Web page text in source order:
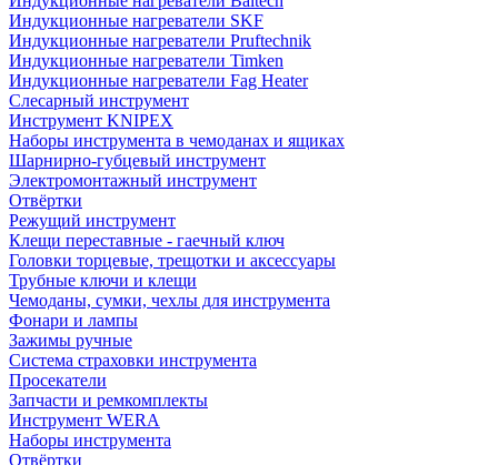
Индукционные нагреватели SKF
Индукционные нагреватели Pruftechnik
Индукционные нагреватели Timken
Индукционные нагреватели Fag Heater
Слесарный инструмент
Инструмент KNIPEX
Наборы инструмента в чемоданах и ящиках
Шарнирно-губцевый инструмент
Электромонтажный инструмент
Отвёртки
Режущий инструмент
Клещи переставные - гаечный ключ
Головки торцевые, трещотки и аксессуары
Трубные ключи и клещи
Чемоданы, сумки, чехлы для инструмента
Фонари и лампы
Зажимы ручные
Система страховки инструмента
Просекатели
Запчасти и ремкомплекты
Инструмент WERA
Наборы инструмента
Отвёртки